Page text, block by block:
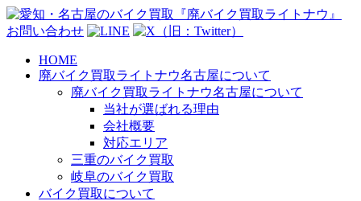
お問い合わせ
HOME
廃バイク買取ライトナウ名古屋について
廃バイク買取ライトナウ名古屋について
当社が選ばれる理由
会社概要
対応エリア
三重のバイク買取
岐阜のバイク買取
バイク買取について